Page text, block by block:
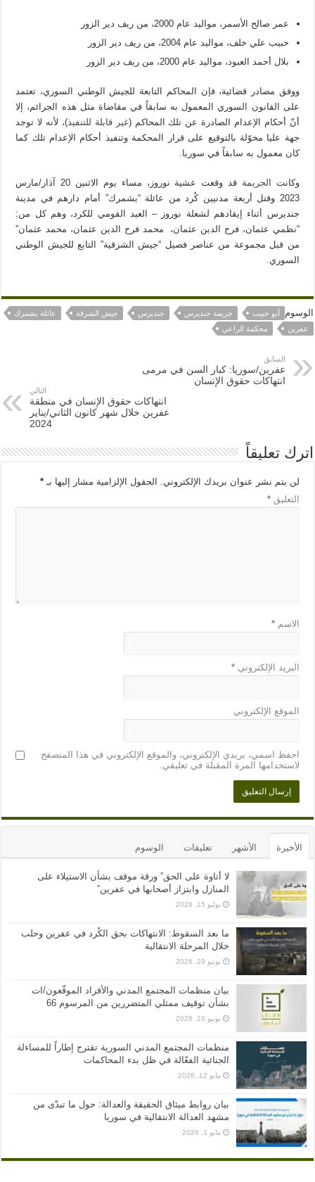
عمر صالح الأسمر، مواليد عام 2000، من ريف دير الزور
حبيب علي خلف، مواليد عام 2004، من ريف دير الزور
بلال أحمد العبود، مواليد عام 2000، من ريف دير الزور
ووفق مصادر قضائية، فإن المحاكم التابعة للجيش الوطني السوري، تعتمد
على القانون السوري المعمول به سابقاً في مقاضاة مثل هذه الجرائم، إلا
أنّ أحكام الإعدام الصادرة عن تلك المحاكم (غير قابلة للتنفيذ)، لأنه لا توجد
جهة عليا مخوّلة بالتوقيع على قرار المحكمة وتنفيذ أحكام الإعدام تلك كما
كان معمول به سابقاً في سوريا.
وكانت الجريمة
قد وقعت عشية نوروز، مساء يوم الاثنين 20 آذار/مارس
2023 وقتل أربعة مدنيين كُرد من عائلة “بشمرك” أمام دارهم في مدينة
جنديرس أثناء إيقادهم لشعلة نوروز – العيد القومي للكرد، وهم كل من:
“نظمي عثمان، فرح الدين عثمان، محمد فرح الدين عثمان، محمد عثمان”
من قبل مجموعة من عناصر فصيل “جيش الشرقية” التابع للجيش الوطني
السوري.
الوسوم أبو حبيب جريمة جنديرس جنديرس جيش الشرقة
عائلة بشمرك
عفرين
محكمة الراعي
السابق
عفرين/سوريا: كبار السن في مرمى
انتهاكات حقوق الإنسان
التالي
انتهاكات حقوق الإنسان في منطقة
عفرين خلال شهر كانون الثاني/يناير
2024
اترك تعليقاً
لن يتم نشر عنوان بريدك الإلكتروني. الحقول الإلزامية مشار إليها بـ*
التعليق*
الاسم*
البريد الإلكتروني*
الموقع الإلكتروني
احفظ اسمي، بريدي الإلكتروني، والموقع الإلكتروني في هذا المتصفح
لاستخدامها المرة المقبلة في تعليقي.
الأخيرة الأشهر تعليقات الوسوم
لا أتاوة على الحق” ورقة موقف بشأن الاستيلاء على
المنازل وابتزاز أصحابها في عفرين”
يوليو 15, 2026
ما بعد السقوط: الانتهاكات بحق الكُرد في عفرين وحلب
خلال المرحلة الانتقالية
يونيو 29, 2026
بيان منظمات المجتمع المدني والأفراد الموقّعون/ات
بشأن توقيف ممثلي المتضررين من المرسوم 66
يونيو 16, 2026
منظمات المجتمع المدني السورية تقترح إطاراً للمساءلة
الجنائية الفعّالة في ظل بدء المحاكمات
مايو 12, 2026
بيان روابط ميثاق الحقيقة والعدالة: حول ما تبدّى من
مشهد العدالة الانتقالية في سوريا
مايو 1, 2026